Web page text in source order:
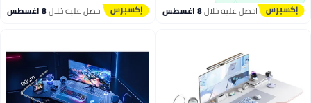
احصل عليه خلال8 اغسطس احصل عليه خلال8 اغسطس